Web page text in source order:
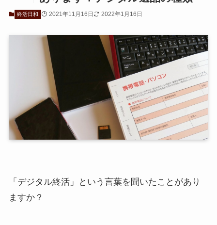
終活日和 2021年11月16日 2022年1月16日
「デジタル終活」という言葉を聞いたことがあり
ますか？